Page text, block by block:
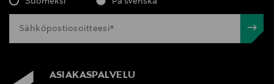
ASIAKASPALVELU